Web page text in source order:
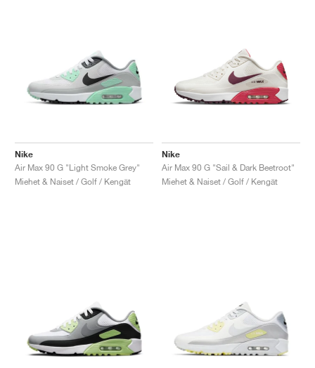
Nike
Air Max 90 G "Light Smoke Grey"
Miehet & Naiset / Golf / Kengät
Nike
Air Max 90 G "Sail & Dark Beetroot"
Miehet & Naiset / Golf / Kengät